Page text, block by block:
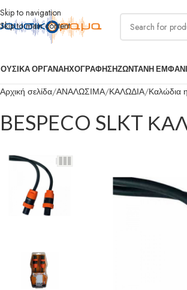
Skip to navigation
Skip to main content
ΟΡΓΑΝΑΗΧΟΓΡΑΦΗΣΗΖΩΝΤΑΝΗ
Αρχική σελίδα ΑΝΑΛΩΣΙΜΑ ΚΑΛΩΔΙΑ Καλώδια
BESPECO SLKT